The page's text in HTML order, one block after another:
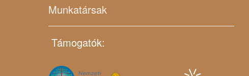
Munkatársak
Támogatók: